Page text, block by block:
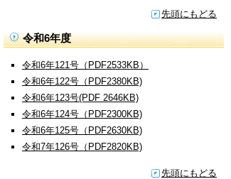
先頭にもどる
令和6年度
令和6年121号（PDF2533KB）
令和6年122号（PDF2380KB)
令和6年123号(PDF 2646KB)
令和6年124号（PDF2300KB)
令和6年125号（PDF2630KB)
令和7年126号（PDF2820KB)
先頭にもどる